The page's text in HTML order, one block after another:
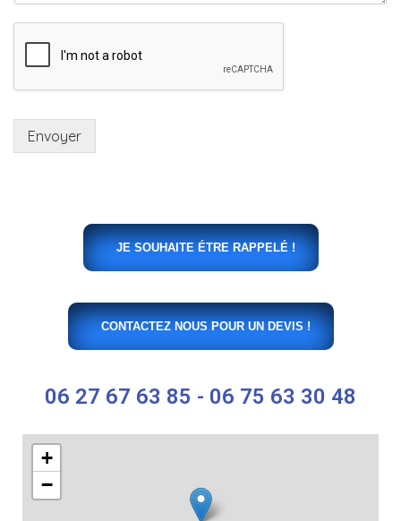
Envoyer
JE SOUHAITE ÉTRE RAPPELÉ !
CONTACTEZ NOUS POUR UN DEVIS !
06 27 67 63 85 - 06 75 63 30 48
+
−